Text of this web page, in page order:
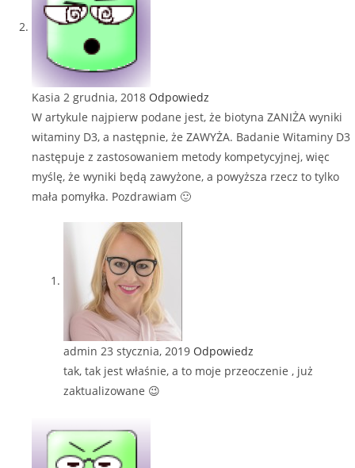
Kasia 2 grudnia, 2018 Odpowiedz
W artykule najpierw podane jest, że biotyna ZANIŻA wyniki
witaminy D3, a następnie, że ZAWYŻA. Badanie Witaminy D3
następuje z zastosowaniem metody kompetycyjnej, więc
myślę, że wyniki będą zawyżone, a powyższa rzecz to tylko
mała pomyłka. Pozdrawiam 🙂
admin 23 stycznia, 2019 Odpowiedz
tak, tak jest właśnie, a to moje przeoczenie , już
zaktualizowane 😉